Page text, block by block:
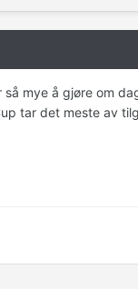
mye å gjøre om
tar det meste av